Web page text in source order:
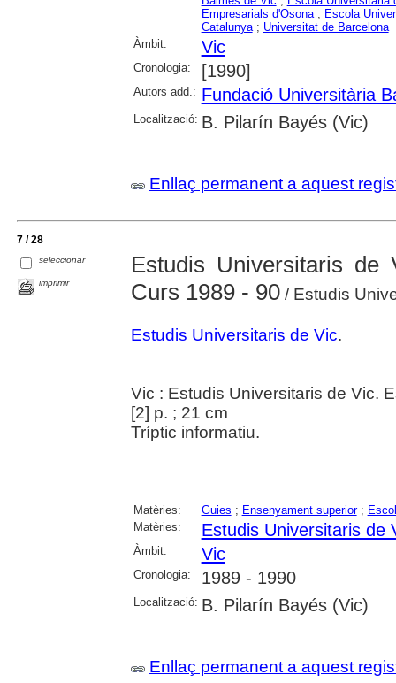
Empresarials d'Osona; Escola
Catalunya; Universitat de Barcelona
Àmbit:
Vic
Cronologia: [1990]
Autors add.: Fundació Universitària
Localització: B. Pilarín Bayés (Vic)
Enllaç permanent a aquest
7 / 28
seleccionar
imprimir
Estudis Universitaris de
Curs 1989 - 90/ Estudis
Estudis Universitaris de Vic.
Vic : Estudis Universitaris de Vic.
[2] p. ; 21 cm
Tríptic informatiu.
Matèries: Guies ; Ensenyament superior;
Matèries:
Estudis Universitaris de
Àmbit: Vic
Cronologia: 1989 - 1990
Localització: B. Pilarín Bayés (Vic)
Enllaç permanent a aquest